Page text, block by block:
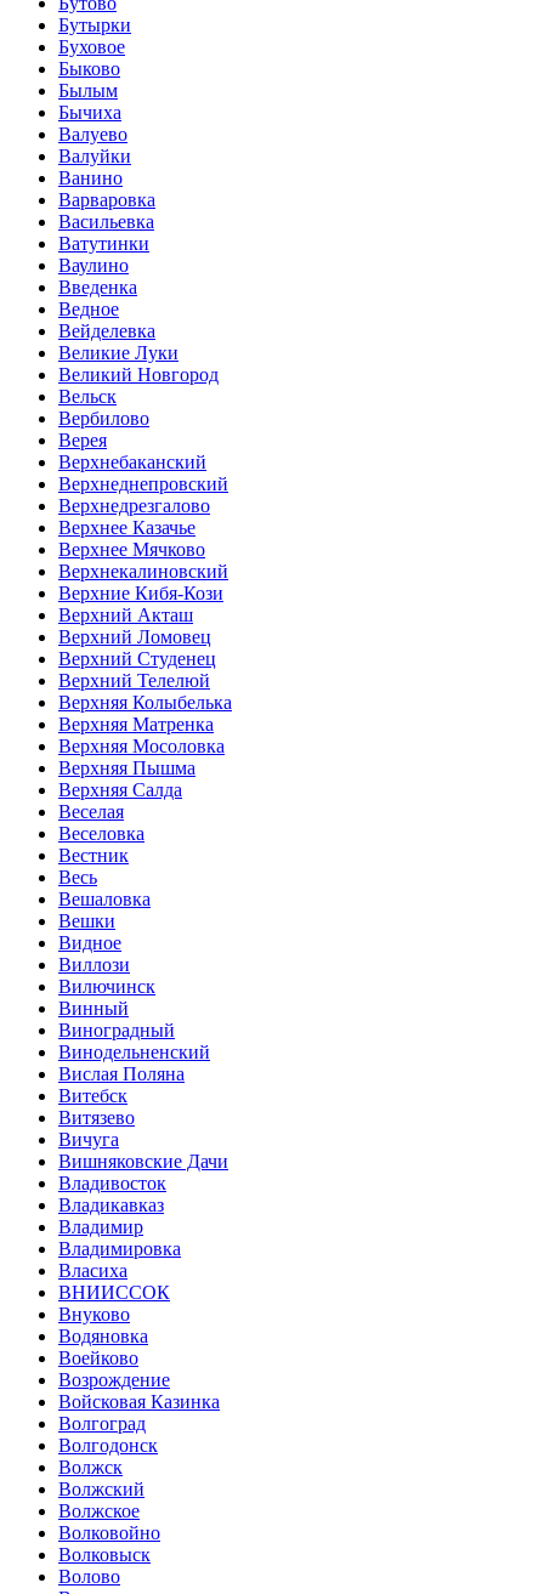
Бутырки
Буховое
Быково
Былым
Бычиха
Валуево
Валуйки
Ванино
Варваровка
Васильевка
Ватутинки
Ваулино
Введенка
Ведное
Вейделевка
Великие Луки
Великий Новгород
Вельск
Вербилово
Верея
Верхнебаканский
Верхнеднепровский
Верхнедрезгалово
Верхнее Казачье
Верхнее Мячково
Верхнекалиновский
Верхние Кибя-Кози
Верхний Акташ
Верхний Ломовец
Верхний Студенец
Верхний Телелюй
Верхняя Колыбелька
Верхняя Матренка
Верхняя Мосоловка
Верхняя Пышма
Верхняя Салда
Веселая
Веселовка
Вестник
Весь
Вешаловка
Вешки
Видное
Виллози
Вилючинск
Винный
Виноградный
Винодельненский
Вислая Поляна
Витебск
Витязево
Вичуга
Вишняковские Дачи
Владивосток
Владикавказ
Владимир
Владимировка
Власиха
ВНИИССОК
Внуково
Водяновка
Воейково
Возрождение
Войсковая Казинка
Волгоград
Волгодонск
Волжск
Волжский
Волжское
Волковойно
Волковыск
Волово